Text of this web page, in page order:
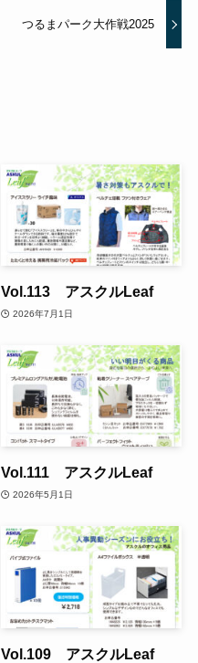
つるまパーク大作戦2025
Vol.113 アスクルLeaf
2026年7月1日
Vol.111 アスクルLeaf
2026年5月1日
Vol.109 アスクルLeaf